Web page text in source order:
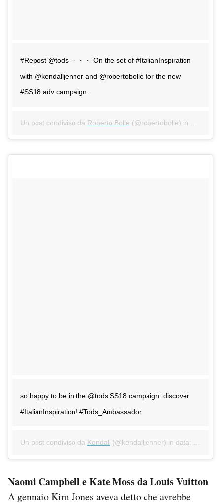
#Repost @tods ・・・ On the set of #ItalianInspiration
with @kendalljenner and @robertobolle for the new
#SS18 adv campaign.
Un post condiviso da Roberto Bolle (@robertobolle) in data:
so happy to be in the @tods SS18 campaign: discover
#ItalianInspiration! #Tods_Ambassador
Un post condiviso da Kendall (@kendalljenner) in data: Gen 15,
Naomi Campbell e Kate Moss da Louis Vuitton
A gennaio Kim Jones aveva detto che avrebbe